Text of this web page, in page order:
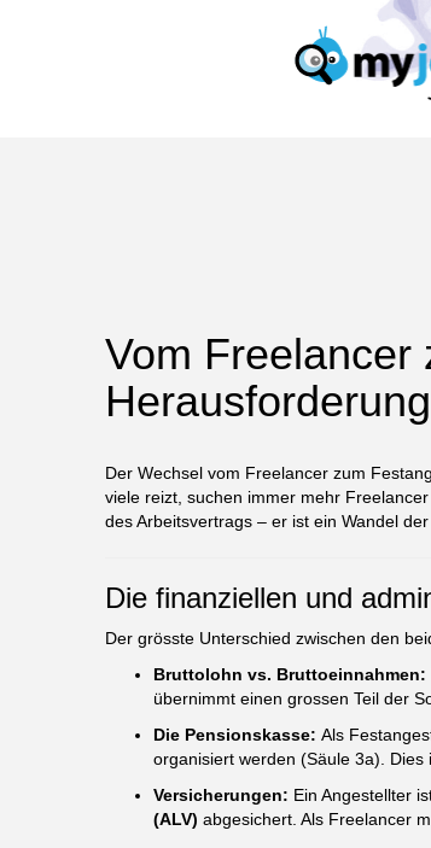
Vom Freelancer
Der Wechsel vom Freelancer zum
viele reizt, suchen immer mehr
des Arbeitsvertrags – er ist ein Wandel
Die finanziellen und
Der grösste Unterschied zwischen den
Bruttolohn vs. Bruttoeinnahmen:
übernimmt einen grossen Teil der
Die Pensionskasse: Als
organisiert werden (Säule 3a). Dies
Versicherungen: Ein Angestellter
(ALV) abgesichert. Als Freelancer